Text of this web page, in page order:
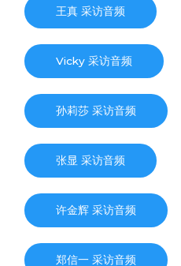
王真 采访音频
Vicky 采访音频
孙莉莎 采访音频
张显 采访音频
许金辉 采访音频
郑信一 采访音频